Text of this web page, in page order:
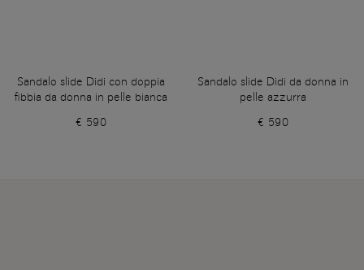
Sandalo slide Didi con doppia
fibbia da donna in pelle bianca
€ 590
Sandalo slide Didi da donna in
pelle azzurra
€ 590